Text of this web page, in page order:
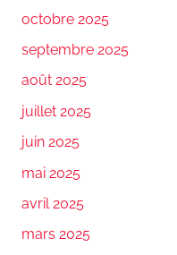
octobre 2025
septembre 2025
août 2025
juillet 2025
juin 2025
mai 2025
avril 2025
mars 2025